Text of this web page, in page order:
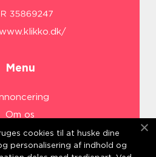
Menu
Om os
Cookies
os
cookies til at huske dine
personalisering af indhold og